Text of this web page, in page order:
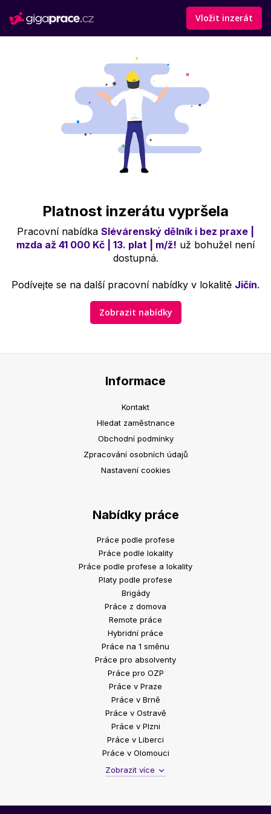
Vložit inzerát
Platnost inzerátu vypršela
Pracovní nabídka Slévárenský dělník i bez praxe |
mzda až 41 000 Kč | 13. plat | m/ž! už bohužel není
dostupná.
Podívejte se na další pracovní nabídky v lokalitě Jičín.
Zobrazit nabídky
Informace
Kontakt
Hledat zaměstnance
Obchodní podmínky
Zpracování osobních údajů
Nastavení cookies
Nabídky práce
Práce podle profese
Práce podle lokality
Práce podle profese a lokality
Platy podle profese
Brigády
Práce z domova
Remote práce
Hybridní práce
Práce na 1 směnu
Práce pro absolventy
Práce pro OZP
Práce v Praze
Práce v Brně
Práce v Ostravě
Práce v Plzni
Práce v Liberci
Práce v Olomouci
Zobrazit více